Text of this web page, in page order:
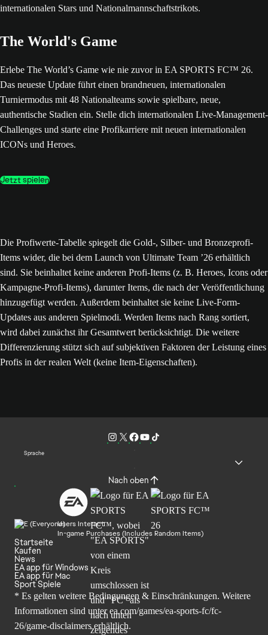
The World's Game
Erlebe The World’s Game wie nie zuvor in EA SPORTS FC™ 26.
Das neueste Update führt einen brandneuen, internationalen
Turniermodus mit 48 Nationalteams sowie spielbare, neue,
authentische Stadien ein. Stelle dich internationalen Live-Management-
Challenges und starte eine Profikarriere mit neuen internationalen
ICONs und Heroes.
Jetzt spielen
Die Profiwerte-Tabelle spiegelt die Gold-, Silber- und Bronzeprofi-
Items wider, die bei dem Launch von Ultimate Team ’26 erhältlich
sind. Sie beinhaltet keine anderen Profi-Items (z. B. Heroes, Icons oder
Kampagne-Profi-Items), darunter Items, die nach der Veröffentlichung
hinzugefügt werden. Außerdem beinhaltet sie keine Live-Form-
Updates aus anderen Spielmodi. Werden Items nach Rang sortiert,
wird dabei zunächst ihr Gesamtwert berücksichtigt. Die weitere
Differenzierung stützt sich auf subjektiven Faktoren der Leistung eines
Profis in der realen Welt (keine Item-Eigenschaften).
Sprache
Nach oben
Users Interact
In-game Purchases (Includes Random Items)
Startseite
Kaufen
News
EA app für Windows
EA app für Mac
Sport Spiele
* Es gelten weitere Bedingungen & Einschränkungen. Weitere
Informationen sind unterea.com/games/ea-sports-fc/fc-
26/game-disclaimers erhältlich.